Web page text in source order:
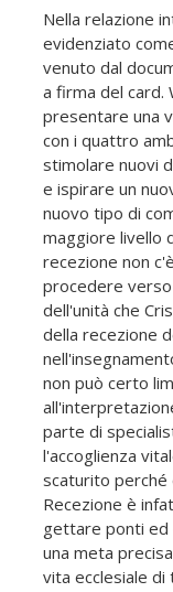
Nella relazione
evidenziato
venuto dal
a firma del card.
presentare una
con i quattro
stimolare nuovi
e ispirare un
nuovo tipo di
maggiore livello
recezione non
procedere
dell'unità che
della recezione
non può certo
parte di
l'accoglienza
scaturito perché
Recezione è
gettare ponti ed
una meta
vita ecclesiale